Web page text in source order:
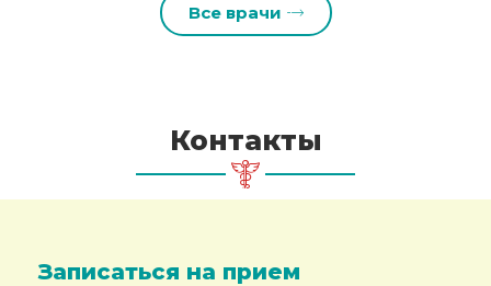
Все врачи
Контакты
Записаться на прием